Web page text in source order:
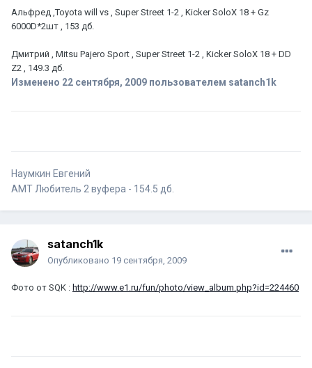
Альфред ,Toyota will vs , Super Street 1-2 , Kicker SoloX 18 + Gz
6000D*2шт , 153 дб.
Дмитрий , Mitsu Pajero Sport , Super Street 1-2 , Kicker SoloX 18 + DD
Z2 , 149.3 дб.
Изменено 22 сентября, 2009 пользователем satanch1k
Наумкин Евгений
АМТ Любитель 2 вуфера - 154.5 дб.
satanch1k
Опубликовано 19 сентября, 2009
Фото от SQK : http://www.e1.ru/fun/photo/view_album.php?id=224460